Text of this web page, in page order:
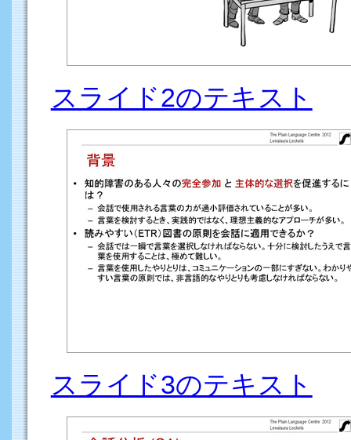
スライド2のテキスト
スライド3のテキスト